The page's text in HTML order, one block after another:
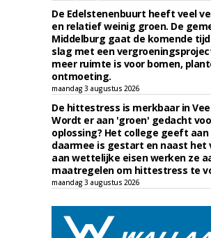
De Edelstenenbuurt heeft veel
en relatief weinig groen. De
Middelburg gaat de komende
slag met een
meer ruimte is voor bomen,
ontmoeting.
maandag 3 augustus 2026
De hittestress is merkbaar in
Wordt er aan 'groen' gedacht
oplossing? Het college geeft
daarmee is gestart en naast het
aan wettelijke eisen werken ze
maatregelen om hittestress te
maandag 3 augustus 2026